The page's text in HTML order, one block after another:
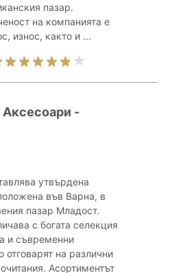
пазар.
на компанията е
износ, както и ...
-
утвърдена
във Варна, в
пазар Младост.
с богата селекция
и съвременни
отговарят на различни
Асортиментът